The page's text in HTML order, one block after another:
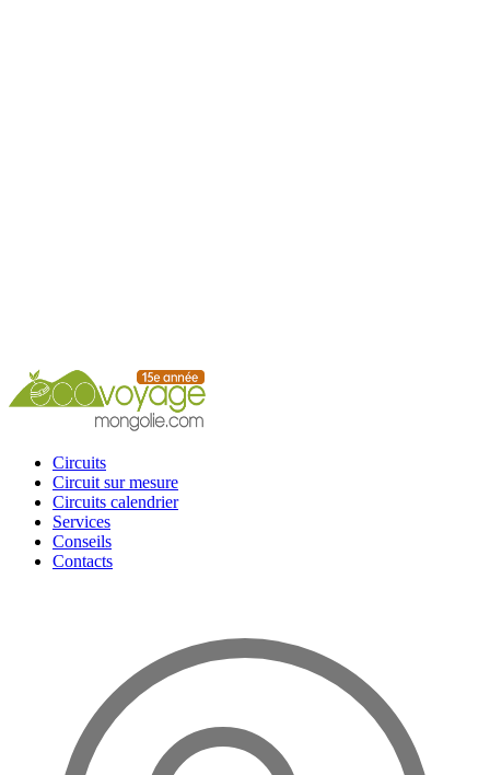
Circuits
Circuit sur mesure
Circuits calendrier
Services
Conseils
Contacts